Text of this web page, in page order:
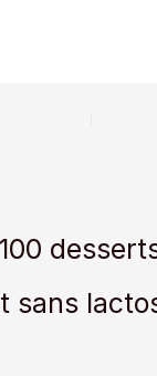
sans